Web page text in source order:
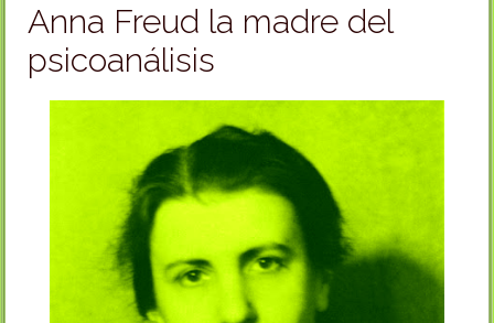
Anna Freud la madre del
psicoanálisis